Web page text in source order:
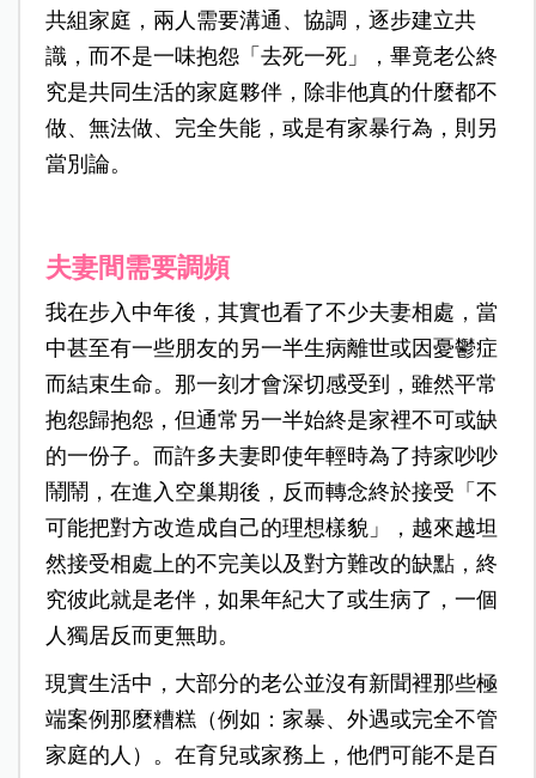
共組家庭，兩人需要溝通、協調，逐步建立共
識，而不是一味抱怨「去死一死」，畢竟老公終
究是共同生活的家庭夥伴，除非他真的什麼都不
做、無法做、完全失能，或是有家暴行為，則另
當別論。
夫妻間需要調頻
我在步入中年後，其實也看了不少夫妻相處，當
中甚至有一些朋友的另一半生病離世或因憂鬱症
而結束生命。那一刻才會深切感受到，雖然平常
抱怨歸抱怨，但通常另一半始終是家裡不可或缺
的一份子。而許多夫妻即使年輕時為了持家吵吵
鬧鬧，在進入空巢期後，反而轉念終於接受「不
可能把對方改造成自己的理想樣貌」，越來越坦
然接受相處上的不完美以及對方難改的缺點，終
究彼此就是老伴，如果年紀大了或生病了，一個
人獨居反而更無助。
現實生活中，大部分的老公並沒有新聞裡那些極
端案例那麼糟糕（例如：家暴、外遇或完全不管
家庭的人）。在育兒或家務上，他們可能不是百